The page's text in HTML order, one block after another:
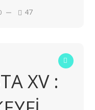
47
XV :